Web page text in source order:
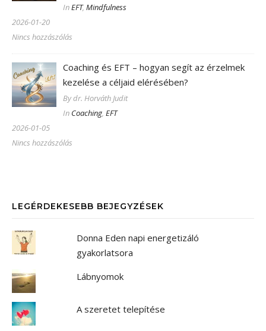
InEFT,Mindfulness
2026-01-20
Nincs hozzászólás
Coaching és EFT – hogyan segít az érzelmek
kezelése a céljaid elérésében?
By dr. Horváth Judit
In Coaching,EFT
2026-01-05
Nincs hozzászólás
LEGÉRDEKESEBB BEJEGYZÉSEK
Donna Eden napi energetizáló
gyakorlatsora
Lábnyomok
A szeretet telepítése